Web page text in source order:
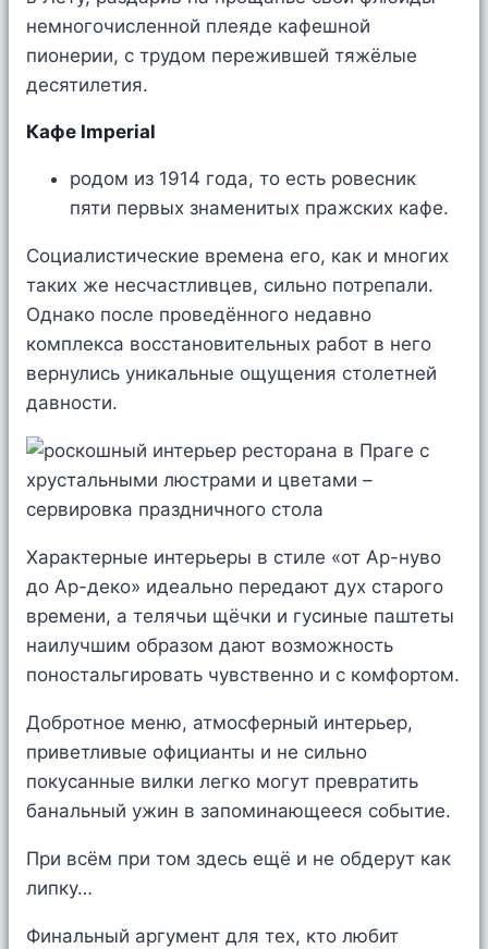
немногочисленной плеяде кафешной
пионерии, с трудом пережившей тяжёлые
десятилетия.
Кафе Imperial
родом из 1914 года, то есть ровесник
пяти первых знаменитых пражских кафе.
Социалистические времена его, как и многих
таких же несчастливцев, сильно потрепали.
Однако после проведённого недавно
комплекса восстановительных работ в него
вернулись уникальные ощущения столетней
давности.
Характерные интерьеры в стиле «от Ар-нуво
до Ар-деко» идеально передают дух старого
времени, а телячьи щёчки и гусиные паштеты
наилучшим образом дают возможность
поностальгировать чувственно и с комфортом.
Добротное меню, атмосферный интерьер,
приветливые официанты и не сильно
покусанные вилки легко могут превратить
банальный ужин в запоминающееся событие.
При всём при том здесь ещё и не обдерут как
липку…
Финальный аргумент для тех, кто любит